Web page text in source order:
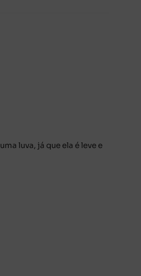
luva, já que ela é leve e